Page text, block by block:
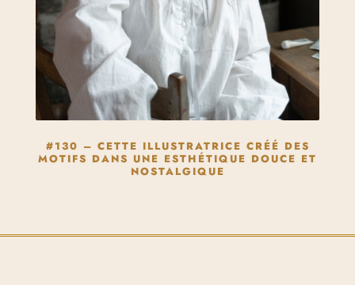
#130 – CETTE ILLUSTRATRICE CRÉÉ DES
MOTIFS DANS UNE ESTHÉTIQUE DOUCE ET
NOSTALGIQUE